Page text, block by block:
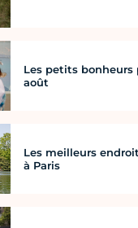
Les petits bonheurs
août
Les meilleurs
à Paris